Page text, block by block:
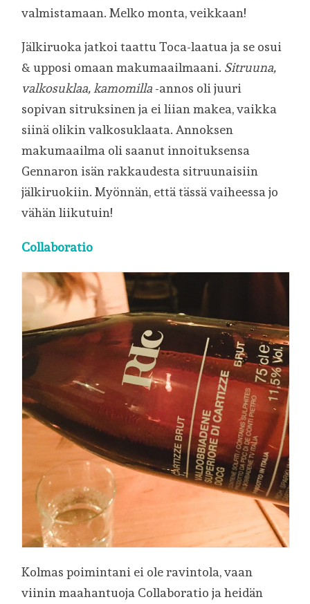
valmistamaan. Melko monta, veikkaan!
Jälkiruoka jatkoi taattu Toca-laatua ja se osui
& upposi omaan makumaailmaani. Sitruuna,
valkosuklaa, kamomilla -annos oli juuri
sopivan sitruksinen ja ei liian makea, vaikka
siinä olikin valkosuklaata. Annoksen
makumaailma oli saanut innoituksensa
Gennaron isän rakkaudesta sitruunaisiin
jälkiruokiin. Myönnän, että tässä vaiheessa jo
vähän liikutuin!
Collaboratio
Kolmas poimintani ei ole ravintola, vaan
viinin maahantuoja Collaboratio ja heidän